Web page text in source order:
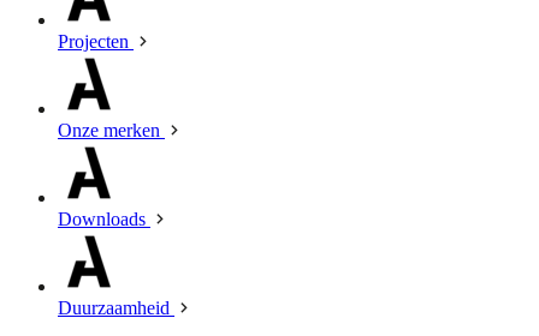
Projecten
Onze merken
Downloads
Duurzaamheid